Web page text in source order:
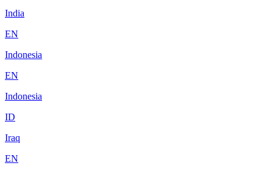
India
EN
Indonesia
EN
Indonesia
ID
Iraq
EN